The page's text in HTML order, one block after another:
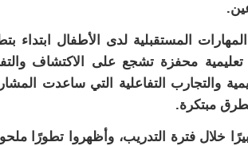
المستقبلية لدى الأطفال
تعليمية محفزة تشجع على الاكتشاف
والتجارب التفاعلية التي ساعدت
مبتكرة.
خلال فترة التدريب، وأظهروا تطورًا